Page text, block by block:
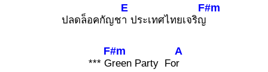
ปลดล็อคกัญช
E
า ประเทศไทยเจริญ
F#m
*** G
F#m
reen Party Fo
A
r